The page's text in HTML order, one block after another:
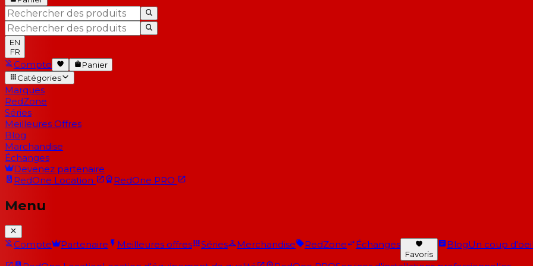
EN
FR
Compte
Panier
Catégories
Marques
RedZone
Séries
Meilleures Offres
Blog
Marchandise
Échanges
Devenez partenaire
RedOne Location RedOne PRO
Menu
Compte Partenaire Meilleures offres Séries Merchandise RedZone Échanges
Favoris
BlogUn coup